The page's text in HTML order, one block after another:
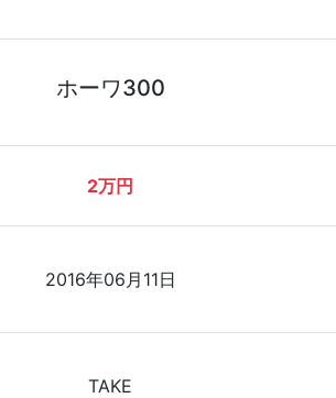
ホーワ300
2万円
2016年06月11日
TAKE